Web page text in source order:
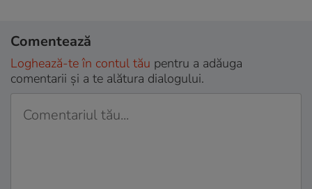
Comentează
Loghează-te în contul tău pentru a adăuga
comentarii și a te alătura dialogului.